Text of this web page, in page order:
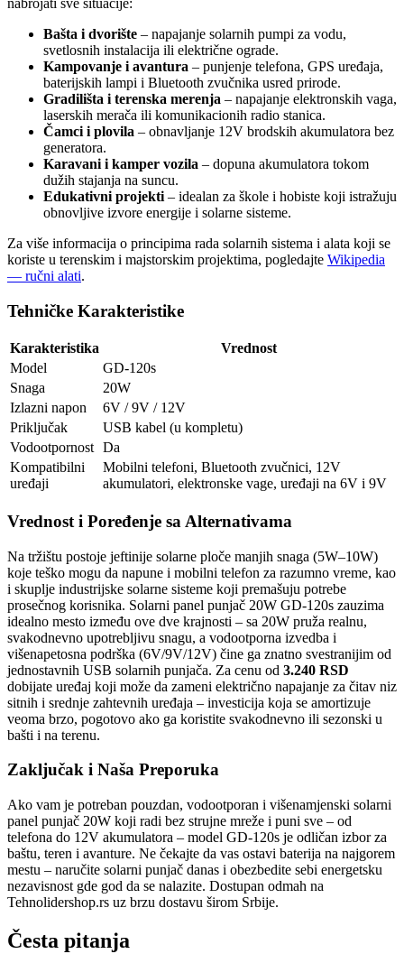
Bašta i dvorište – napajanje solarnih pumpi za vodu,
svetlosnih instalacija ili električne ograde.
Kampovanje i avantura – punjenje telefona, GPS uređaja,
baterijskih lampi i Bluetooth zvučnika usred prirode.
Gradilišta i terenska merenja – napajanje elektronskih vaga,
laserskih merača ili komunikacionih radio stanica.
Čamci i plovila – obnavljanje 12V brodskih akumulatora bez
generatora.
Karavani i kamper vozila – dopuna akumulatora tokom
dužih stajanja na suncu.
Edukativni projekti – idealan za škole i hobiste koji istražuju
obnovljive izvore energije i solarne sisteme.
Za više informacija o principima rada solarnih sistema i alata koji se
koriste u terenskim i majstorskim projektima, pogledajte Wikipedia
— ručni alati.
Tehničke Karakteristike
Karakteristika
Vrednost
Model
GD-120s
Snaga
20W
Izlazni napon
6V / 9V / 12V
Priključak
USB kabel (u kompletu)
Vodootpornost Da
Kompatibilni
uređaji
Mobilni telefoni, Bluetooth zvučnici, 12V
akumulatori, elektronske vage, uređaji na 6V i 9V
Vrednost i Poređenje sa Alternativama
Na tržištu postoje jeftinije solarne ploče manjih snaga (5W–10W)
koje teško mogu da napune i mobilni telefon za razumno vreme, kao
i skuplje industrijske solarne sisteme koji premašuju potrebe
prosečnog korisnika. Solarni panel punjač 20W GD-120s zauzima
idealno mesto između ove dve krajnosti – sa 20W pruža realnu,
svakodnevno upotrebljivu snagu, a vodootporna izvedba i
višenapetosna podrška (6V/9V/12V) čine ga znatno svestranijim od
jednostavnih USB solarnih punjača. Za cenu od 3.240 RSD
dobijate uređaj koji može da zameni električno napajanje za čitav niz
sitnih i srednje zahtevnih uređaja – investicija koja se amortizuje
veoma brzo, pogotovo ako ga koristite svakodnevno ili sezonski u
bašti i na terenu.
Zaključak i Naša Preporuka
Ako vam je potreban pouzdan, vodootporan i višenamjenski solarni
panel punjač 20W koji radi bez strujne mreže i puni sve – od
telefona do 12V akumulatora – model GD-120s je odličan izbor za
baštu, teren i avanture. Ne čekajte da vas ostavi baterija na najgorem
mestu – naručite solarni punjač danas i obezbedite sebi energetsku
nezavisnost gde god da se nalazite. Dostupan odmah na
Tehnolidershop.rs uz brzu dostavu širom Srbije.
Česta pitanja